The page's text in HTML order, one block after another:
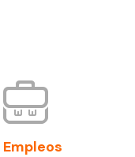
Empleos